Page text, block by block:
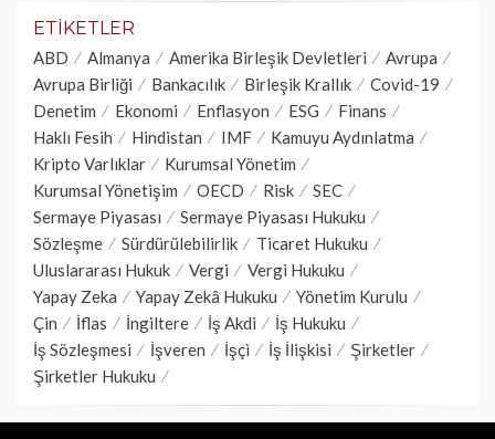
ETIKETLER
ABD Almanya Amerika Birleşik Devletleri
Avrupa
Avrupa Birliği
Bankacılık Birleşik Krallık
Covid-19
Denetim
Ekonomi Enflasyon ESG
Finans
Haklı Fesih
Hindistan IMF
Kamuyu Aydınlatma
Kripto Varlıklar
Kurumsal Yönetim
Kurumsal Yönetişim
OECD Risk
SEC
Sermaye Piyasası
Sermaye Piyasası Hukuku
Sözleşme
Sürdürülebilirlik
Ticaret Hukuku
Uluslararası Hukuk
Vergi
Vergi Hukuku
Yapay Zeka
Yapay Zekâ Hukuku
Yönetim Kurulu
Çin
İflas İngiltere İş Akdi
İş Hukuku
İş Sözleşmesi
İşveren İşçi İş İlişkisi
Şirketler
Şirketler Hukuku